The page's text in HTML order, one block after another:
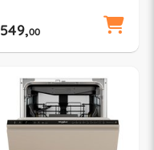
549,00